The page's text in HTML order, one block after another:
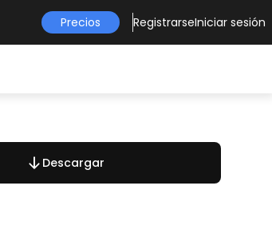
Precios RegistrarseIniciar sesión
Descargar